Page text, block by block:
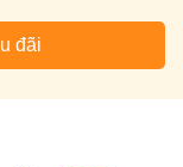
đãi